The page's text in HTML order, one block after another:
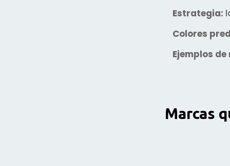
Estrategia:
Colores
Ejemplos
Marcas